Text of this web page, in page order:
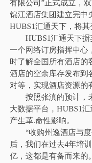
有限公司”正式成立，
锦江酒店集团建立完中
HUBS1汇通天下，将其
HUBS1汇通天下摒
一个网络订房指挥中心
时了解全国所有酒店的
酒店的空余库存发布到
对等，实现酒店资源的
按照张滇的预计，未
大数据平台，HUBS1
产生革.命性影响。
“收购州逸酒店与度假
后，我们在过去4年培
亿，这都是有备而来的